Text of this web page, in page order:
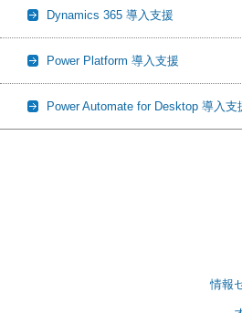
Dynamics 365 導入支援
Power Platform 導入支援
Power Automate for Desktop 導入支
情報